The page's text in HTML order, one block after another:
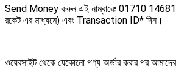
Send Money করুন এই নাম্বারেঃ 01710
রকেট এর মাধ্যমে) এবং Transaction ID* দিন।
ওয়েবসাইট থেকে যেকোনো পণ্য অর্ডার করার পর আমাদের